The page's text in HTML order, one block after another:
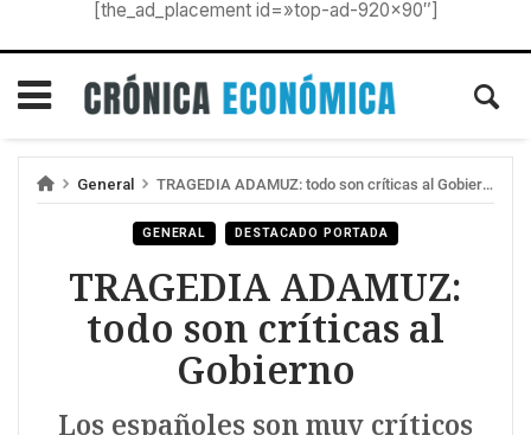
[the_ad_placement id=»top-ad-920×90″]
General TRAGEDIA ADAMUZ: todo son críticas al Gobierno
GENERAL DESTACADO PORTADA
TRAGEDIA ADAMUZ:
todo son críticas al
Gobierno
Los españoles son muy críticos